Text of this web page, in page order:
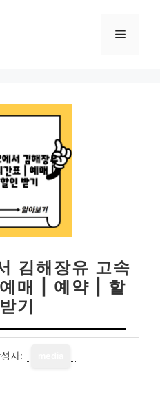
메
김해장유 고속
매 | 예약 | 할
기
자: